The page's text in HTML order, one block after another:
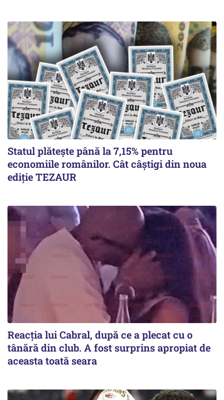
Statul plătește până la 7,15% pentru
economiile românilor. Cât câștigi din noua
ediție TEZAUR
Reacția lui Cabral, după ce a plecat cu o
tânără din club. A fost surprins apropiat de
aceasta toată seara